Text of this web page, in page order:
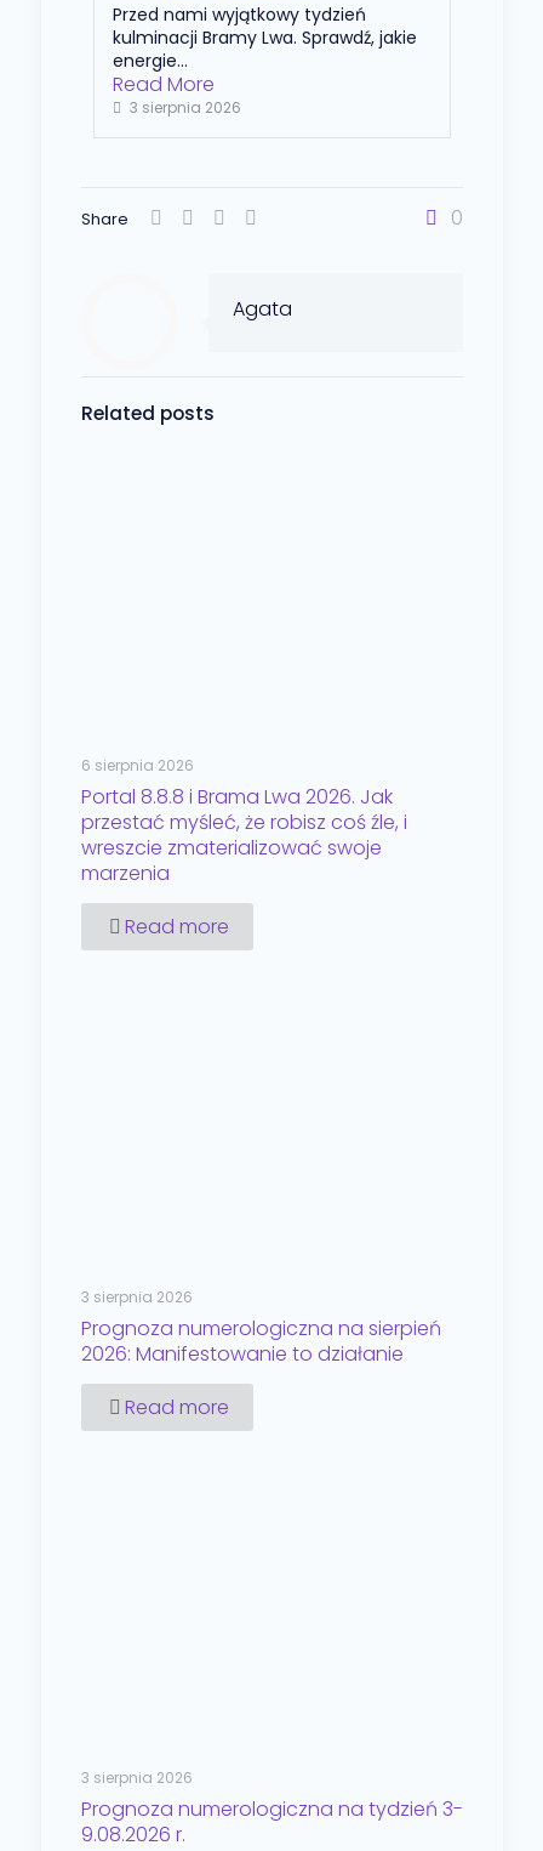
Przed nami wyjątkowy tydzień
kulminacji Bramy Lwa. Sprawdź, jakie
energie...
Read More
3 sierpnia 2026
Share 0
Agata
Related posts
6 sierpnia 2026
Portal 8.8.8 i Brama Lwa 2026. Jak
przestać myśleć, że robisz coś źle, i
wreszcie zmaterializować swoje
marzenia
Read more
3 sierpnia 2026
Prognoza numerologiczna na sierpień
2026: Manifestowanie to działanie
Read more
3 sierpnia 2026
Prognoza numerologiczna na tydzień 3-
9.08.2026 r.